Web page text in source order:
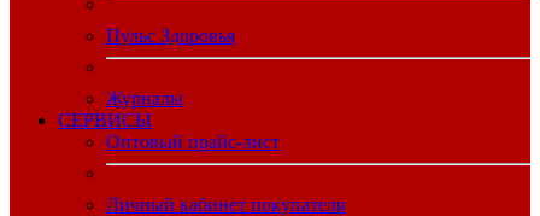
Пульс Здоровья
Журналы
CЕРВИСЫ
Оптовый прайс-лист
Личный кабинет покупателя